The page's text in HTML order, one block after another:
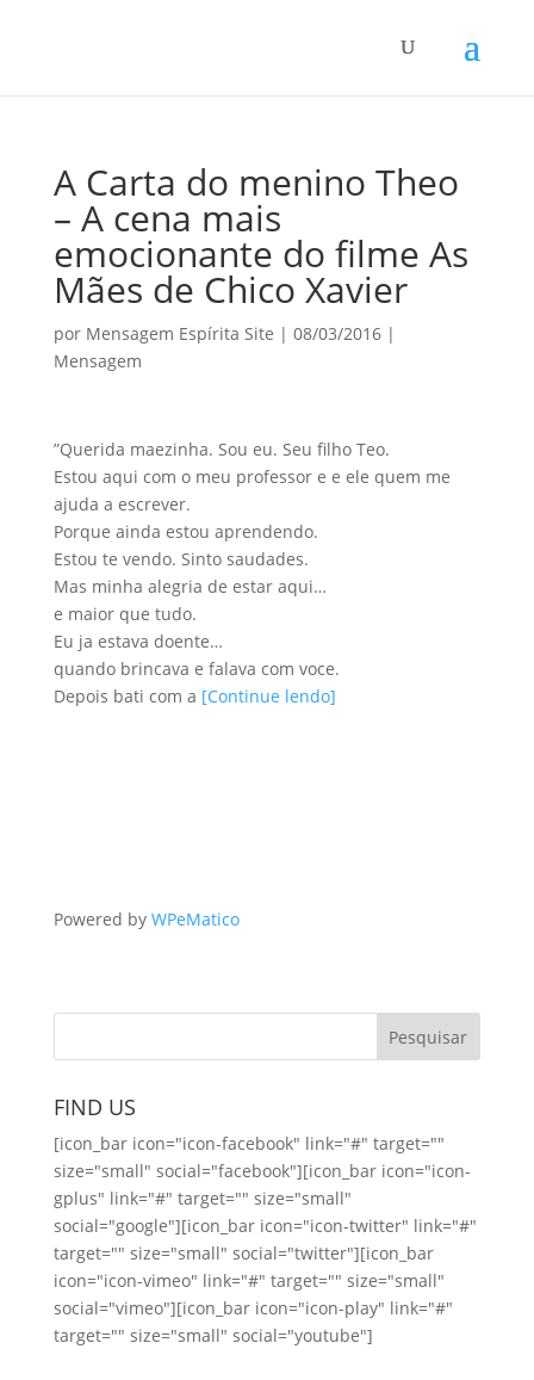
A Carta do menino Theo
– A cena mais
emocionante do filme As
Mães de Chico Xavier
por Mensagem Espírita Site | 08/03/2016|
Mensagem
”Querida maezinha. Sou eu. Seu filho Teo.
Estou aqui com o meu professor e e ele quem me
ajuda a escrever.
Porque ainda estou aprendendo.
Estou te vendo. Sinto saudades.
Mas minha alegria de estar aqui…
e maior que tudo.
Eu ja estava doente…
quando brincava e falava com voce.
Depois bati com a [Continue lendo]
Powered by WPeMatico
FIND US
[icon_bar icon="icon-facebook" link="#" target=""
size="small" social="facebook"][icon_bar icon="icon-
gplus" link="#" target="" size="small"
social="google"][icon_bar icon="icon-twitter" link="#"
target="" size="small" social="twitter"][icon_bar
icon="icon-vimeo" link="#" target="" size="small"
social="vimeo"][icon_bar icon="icon-play" link="#"
target="" size="small" social="youtube"]